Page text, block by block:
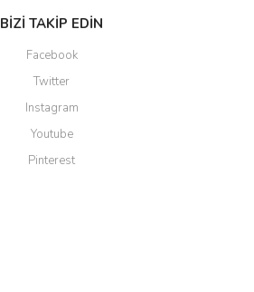
BİZİ TAKİP EDİN
Facebook
Twitter
Instagram
Youtube
Pinterest